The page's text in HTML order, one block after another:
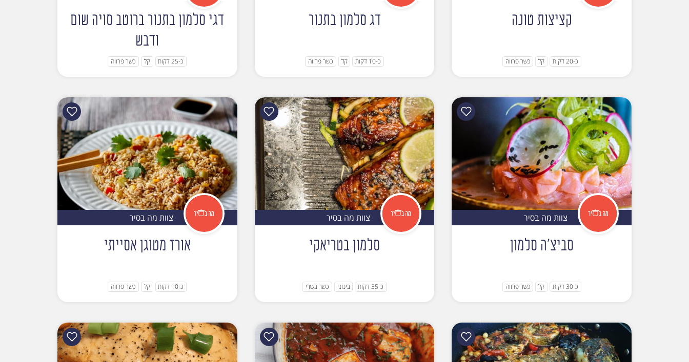
קציצות טונה
כ-20 דקות קל כשר פרווה
דג סלמון בתנור
כ-10 דקות קל כשר פרווה
דגי סלמון בתנור ברוטב סויה שום
ודבש
כ-25 דקות קל כשר פרווה
צוות מה בסיר
סביצ'ה סלמון
כ-30 דקות קל כשר פרווה
צוות מה בסיר
סלמון בטריאקי
כ-35 דקות בינוני כשר בשרי
צוות מה בסיר
אורז מטוגן אסייתי
כ-10 דקות קל כשר פרווה